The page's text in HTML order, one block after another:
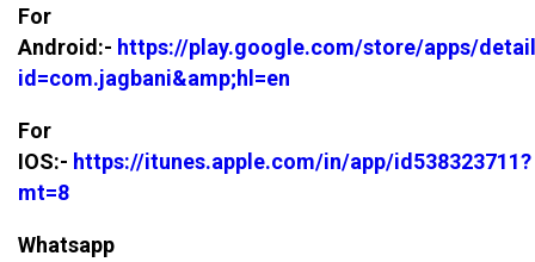
For
Android:- https://play.google.com/store/apps/
id=com.jagbani&amp;hl=en
For
IOS:- https://itunes.apple.com/in/app/id538323711?
mt=8
Whatsapp